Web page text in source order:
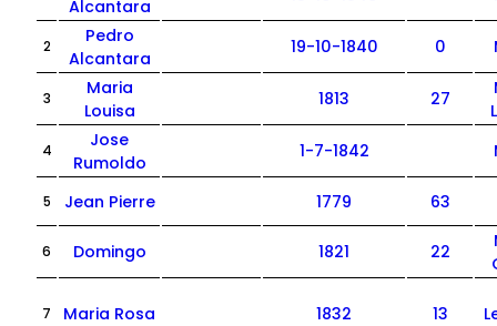
Alcantara
2
Pedro
Alcantara
19-10-1840 0
3
Maria
Louisa
1813 27
4
Jose
Rumoldo
1-7-1842
5 Jean Pierre 1779 63
6 Domingo 1821 22
7 Maria Rosa 1832 13